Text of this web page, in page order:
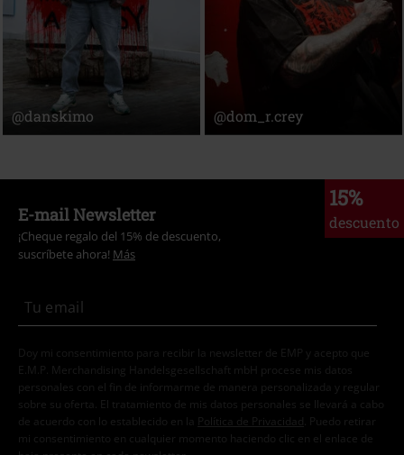
@danskimo @dom_r.crey
15%
descuento
E-mail Newsletter
¡Cheque regalo del 15% de descuento,
suscríbete ahora! Más
Doy mi consentimiento para recibir la newsletter de EMP y acepto que
E.M.P. Merchandising Handelsgesellschaft mbH procese mis datos
personales con el fin de informarme de manera personalizada y regular
sobre su oferta. El tratamiento de mis datos personales se llevará a cabo
de acuerdo con lo establecido en la
Política de Privacidad . Puedo retirar
mi consentimiento en cualquier momento haciendo clic en el enlace de